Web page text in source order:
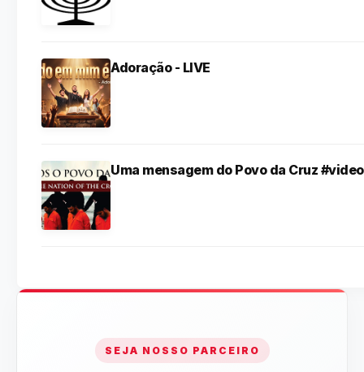
Adoração - LIVE
Uma mensagem do Povo da Cruz #video
SEJA NOSSO PARCEIRO